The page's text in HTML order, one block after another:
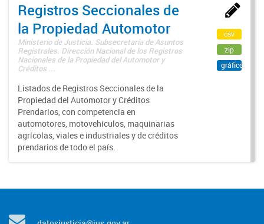
Registros Seccionales de
la Propiedad Automotor
Ministerio de Justicia. Subsecretaría de Asuntos
Registrales. Dirección Nacional de los Registros
Nacionales de la Propiedad del Automotor y
Créditos ...
Listados de Registros Seccionales de la
Propiedad del Automotor y Créditos
Prendarios, con competencia en
automotores, motovehículos, maquinarias
agrícolas, viales e industriales y de créditos
prendarios de todo el país.
csv
zip
gráfico